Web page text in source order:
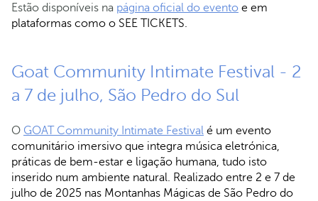
Estão disponíveis na página oficial do evento e em
plataformas como o SEE TICKETS.
Goat Community Intimate Festival - 2
a 7 de julho, São Pedro do Sul
O GOAT Community Intimate Festival é um evento
comunitário imersivo que integra música eletrónica,
práticas de bem-estar e ligação humana, tudo isto
inserido num ambiente natural. Realizado entre 2 e 7 de
julho de 2025 nas Montanhas Mágicas de São Pedro do